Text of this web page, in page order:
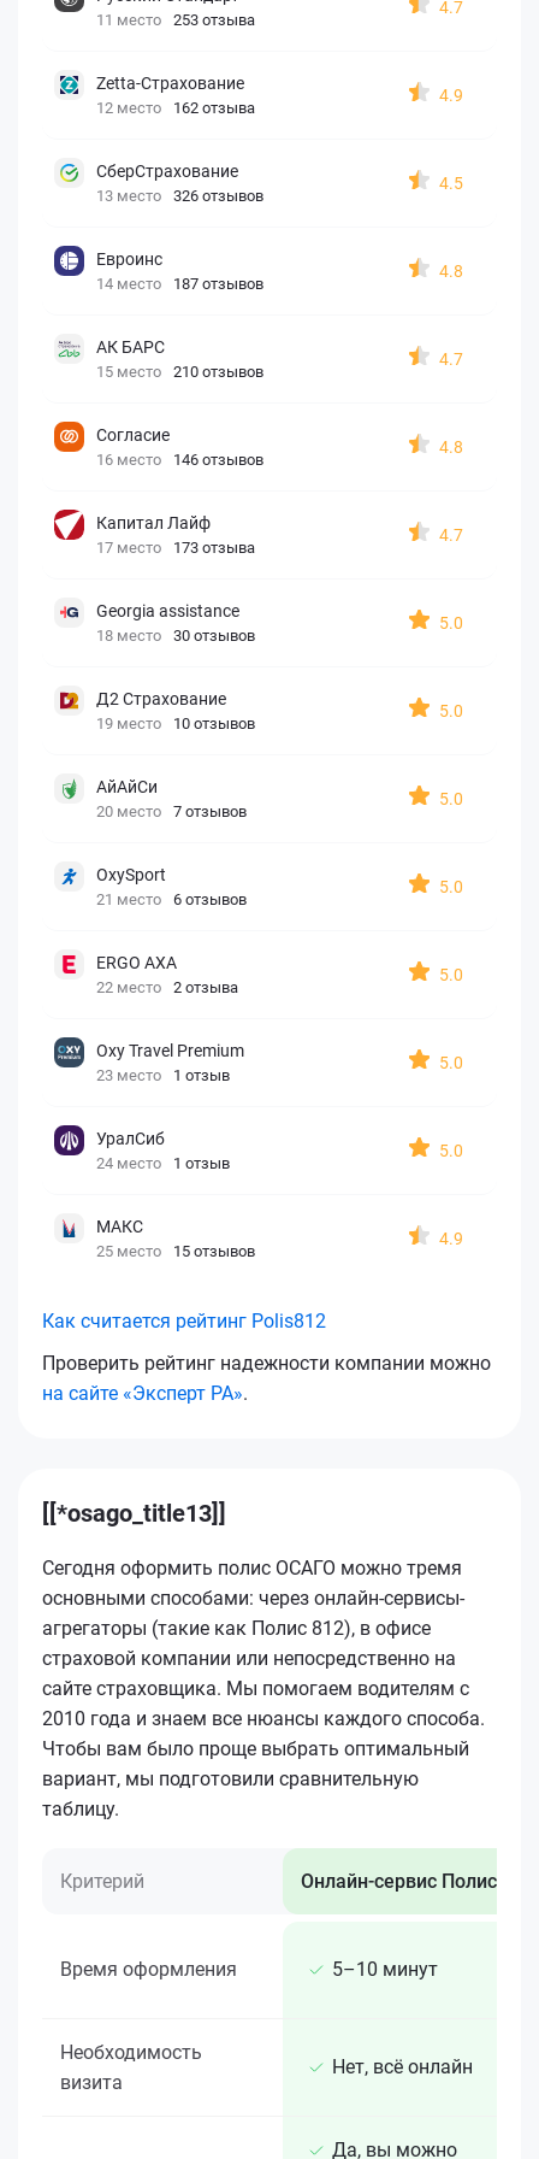
11 место 253 отзыва
4.7
Zetta-Страхование
12 место 162 отзыва
4.9
СберСтрахование
13 место 326 отзывов
4.5
Евроинс
14 место 187 отзывов
4.8
АК БАРС
15 место 210 отзывов
4.7
Согласие
16 место 146 отзывов
4.8
Капитал Лайф
17 место 173 отзыва
4.7
Georgia assistance
18 место 30 отзывов
5.0
Д2 Страхование
19 место 10 отзывов
5.0
АйАйСи
20 место 7 отзывов
5.0
OxySport
21 место 6 отзывов
5.0
ERGO AXA
22 место 2 отзыва
5.0
Oxy Travel Premium
23 место 1 отзыв
5.0
УралСиб
24 место 1 отзыв
5.0
МАКС
25 место 15 отзывов
4.9
Как считается рейтинг Polis812
Проверить рейтинг надежности компании можно
на сайте «Эксперт РА».
[[*osago_title13]]
Сегодня оформить полис ОСАГО можно тремя
основными способами: через онлайн-сервисы-
агрегаторы (такие как Полис 812), в офисе
страховой компании или непосредственно на
сайте страховщика. Мы помогаем водителям с
2010 года и знаем все нюансы каждого способа.
Чтобы вам было проще выбрать оптимальный
вариант, мы подготовили сравнительную
таблицу.
Критерий Онлайн-сервис Полис 812
Время оформления 5–10 минут
Необходимость
визита
Нет, всё онлайн
Да, вы можно